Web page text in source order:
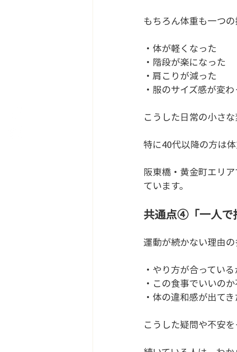
もちろん体重も一つ
・体が軽くなった
・階段が楽になった
・肩こりが減った
・服のサイズ感が変
こうした日常の小さ
特に40代以降の方は
阪東橋・黄金町エリ
ています。
共通点④「一人で
運動が続かない理由
・やり方が合ってい
・この食事でいいの
・体の違和感が出てき
こうした疑問や不安